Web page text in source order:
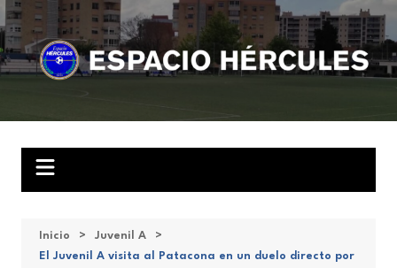
Saltar
al
contenido
Inicio
Juvenil A
El Juvenil A visita al Patacona en un duelo directo por